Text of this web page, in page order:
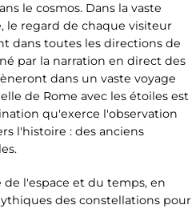
le cosmos. Dans la vaste
le regard de chaque visiteur
dans toutes les directions de
par la narration en direct des
dans un vaste voyage
de Rome avec les étoiles est
qu'exerce l'observation
l'histoire : des anciens
l'espace et du temps, en
des constellations pour